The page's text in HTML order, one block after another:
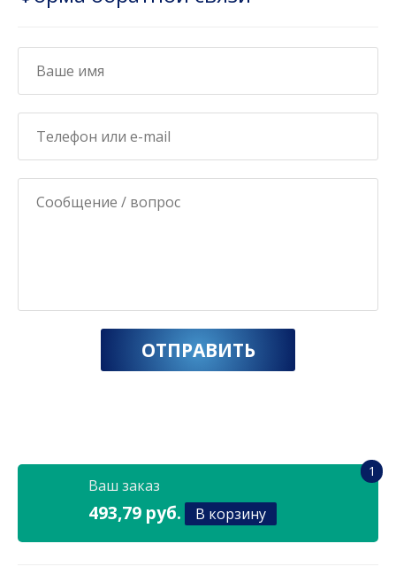
ОТПРАВИТЬ
Ваш заказ
493,79 руб.
1
В корзину